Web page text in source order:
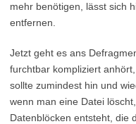
mehr benötigen, lässt sich
entfernen.
Jetzt geht es ans
furchtbar kompliziert
sollte zumindest hin und
wenn man eine Datei
Datenblöcken entsteht, die